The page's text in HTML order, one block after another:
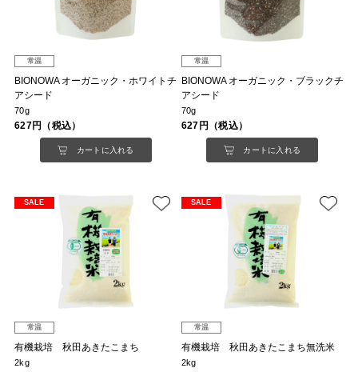
常温
BIONOWA オーガニック・ホワイトチ
アシード
70g
627円（税込）
カートに入れる
常温
BIONOWA オーガニック・ブラックチ
アシード
70g
627円（税込）
カートに入れる
SALE
常温
有機栽培 秋田あきたこまち
2kg
SALE
常温
有機栽培 秋田あきたこまち無洗米
2kg